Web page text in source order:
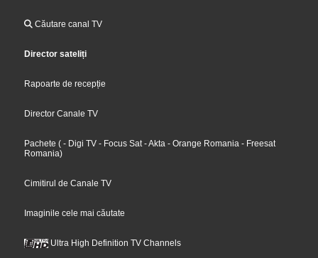
Căutare canal TV
Director sateliți
Rapoarte de recepție
Director Canale TV
Pachete (- Digi TV - Focus Sat - Akta - Orange Romania - Freesat
Romania)
Cimitirul de Canale TV
Imaginile cele mai căutate
Ultra High Definition TV Channels